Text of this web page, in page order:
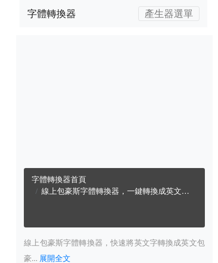
字體轉換器 產生器選單
字體轉換器首頁
線上包豪斯字體轉換器，一鍵轉換成英文包豪斯字體
線上包豪斯字體轉換器，快速將英文字轉換成英文包
豪... 展開全文